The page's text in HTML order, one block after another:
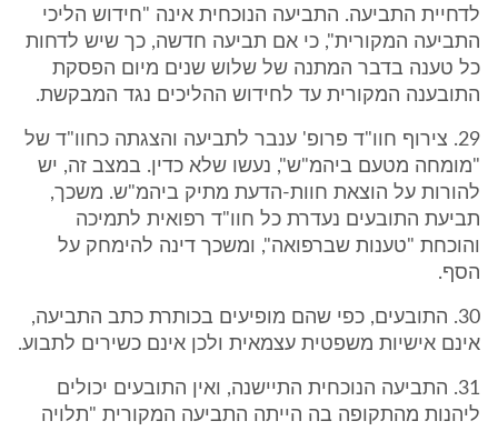
לדחיית התביעה. התביעה הנוכחית אינה "חידוש הליכי
התביעה המקורית", כי אם תביעה חדשה, כך שיש לדחות
כל טענה בדבר המתנה של שלוש שנים מיום הפסקת
התובענה המקורית עד לחידוש ההליכים נגד המבקשת.
29. צירוף חוו"ד פרופ' ענבר לתביעה והצגתה כחוו"ד של
"מומחה מטעם ביהמ"ש", נעשו שלא כדין. במצב זה, יש
להורות על הוצאת חוות-הדעת מתיק ביהמ"ש. משכך,
תביעת התובעים נעדרת כל חוו"ד רפואית לתמיכה
והוכחת "טענות שברפואה", ומשכך דינה להימחק על
הסף.
30. התובעים, כפי שהם מופיעים בכותרת כתב התביעה,
אינם אישיות משפטית עצמאית ולכן אינם כשירים לתבוע.
31. התביעה הנוכחית התיישנה, ואין התובעים יכולים
ליהנות מהתקופה בה הייתה התביעה המקורית "תלויה